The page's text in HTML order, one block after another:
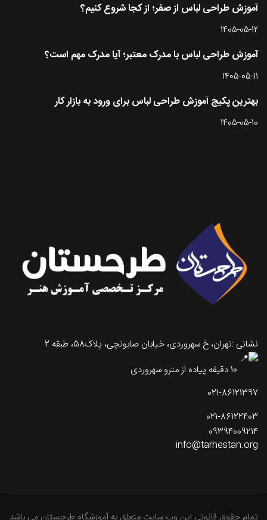
آموزش طراحی لباس از صفر؛ از کجا شروع کنیم؟
1405-05-12
آموزش طراحی لباس با مدرک معتبر؛ آیا مدرک مهم است؟
1405-05-11
بهترین پکیج آموزش طراحی لباس برای ورود به بازار کار
1405-05-10
نشانی :تهران، خ سهروردی، خیابان صابونچی، پلاک58، طبقه 2
021-86121397
021-86122403
09394009214
info@tarhestan.org